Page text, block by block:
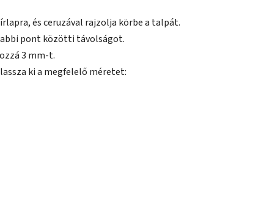
és ceruzával rajzolja körbe a talpát.
pont közötti távolságot.
3 mm-t.
ki a megfelelő méretet: